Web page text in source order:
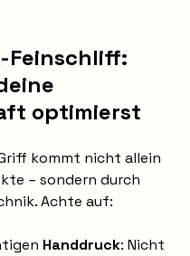
Feinschliff:
optimierst
kommt nicht allein
– sondern durch
Achte auf:
Handdruck: Nicht